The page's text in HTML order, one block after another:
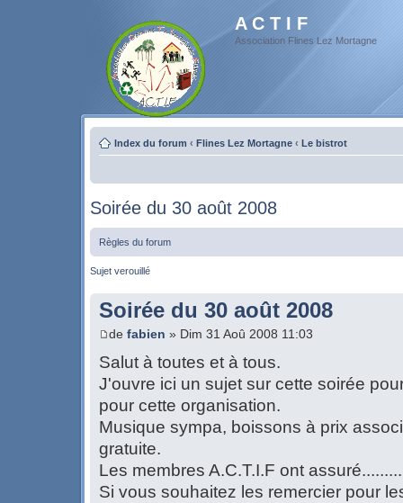
A C T I F
Association Flines Lez Mortagne
Index du forum ‹ Flines Lez Mortagne ‹ Le bistrot
Soirée du 30 août 2008
Règles du forum
Sujet verouillé
Soirée du 30 août 2008
de fabien » Dim 31 Aoû 2008 11:03
Salut à toutes et à tous.
J'ouvre ici un sujet sur cette soirée
pour cette organisation.
Musique sympa, boissons à prix
gratuite.
Les membres A.C.T.I.F ont
Si vous souhaitez les remercier pour